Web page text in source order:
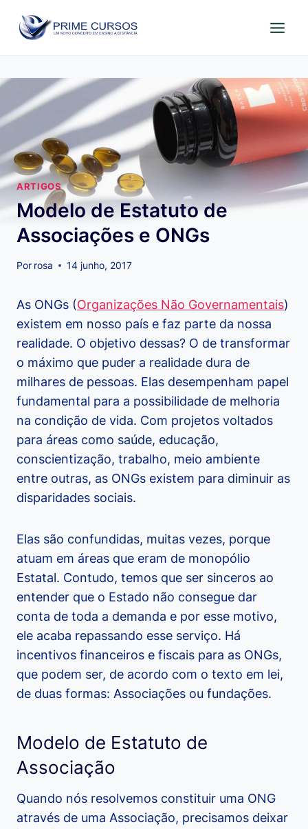
para
ARTIGOS
Modelo de Estatuto de
Associações e ONGs
Por rosa 14 junho, 2017
As ONGs (Organizações Não Governamentais)
existem em nosso país e faz parte da nossa
realidade. O objetivo dessas? O de transformar
o máximo que puder a realidade dura de
milhares de pessoas. Elas desempenham papel
fundamental para a possibilidade de melhoria
na condição de vida. Com projetos voltados
para áreas como saúde, educação,
conscientização, trabalho, meio ambiente
entre outras, as ONGs existem para diminuir as
disparidades sociais.
Elas são confundidas, muitas vezes, porque
atuam em áreas que eram de monopólio
Estatal. Contudo, temos que ser sinceros ao
entender que o Estado não consegue dar
conta de toda a demanda e por esse motivo,
ele acaba repassando esse serviço. Há
incentivos financeiros e fiscais para as ONGs,
que podem ser, de acordo com o texto em lei,
de duas formas: Associações ou fundações.
Modelo de Estatuto de
Associação
Quando nós resolvemos constituir uma ONG
através de uma Associação, precisamos deixar